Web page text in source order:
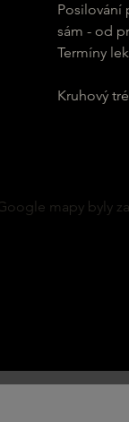
Posilování
sám - od
Termíny
Kruhový
mapy byly